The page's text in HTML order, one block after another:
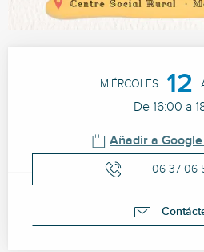
MIÉRCOLES 12
De 16:00 a
Añadir a
06 37 06